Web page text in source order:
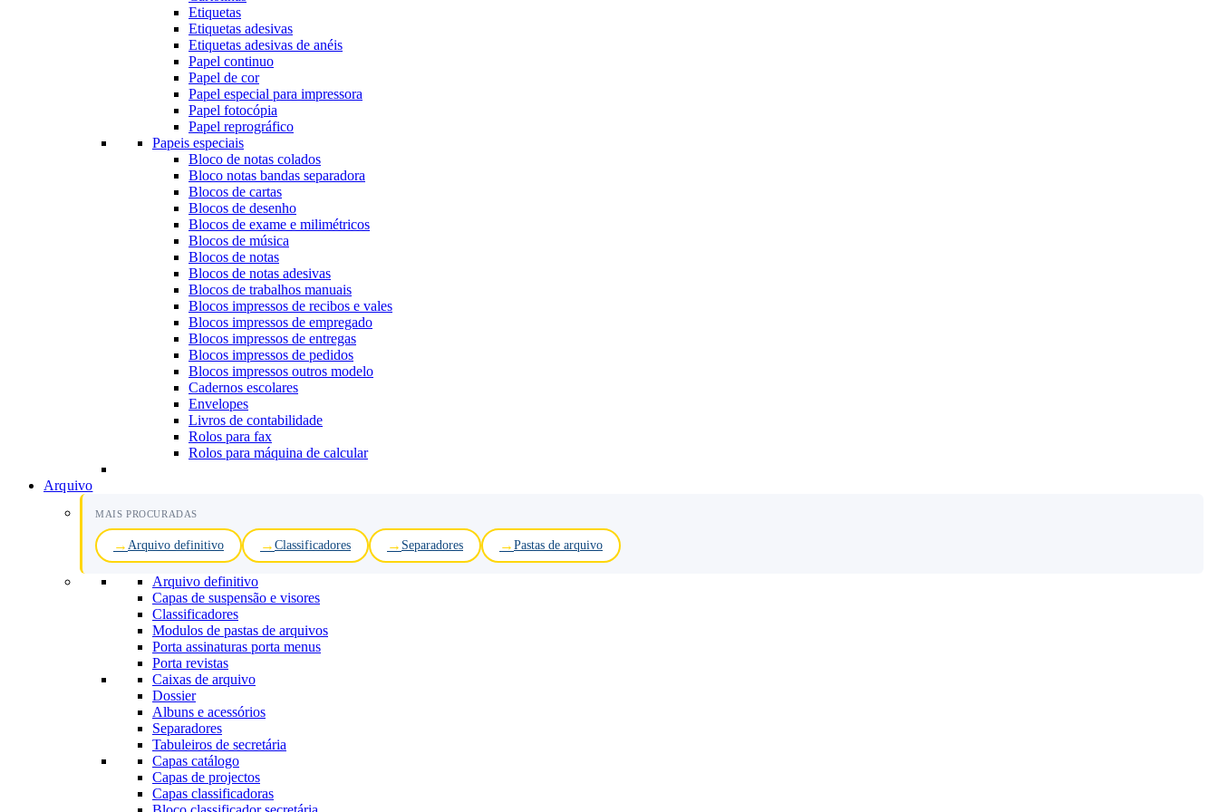
Etiquetas
Etiquetas adesivas
Etiquetas adesivas de anéis
Papel continuo
Papel de cor
Papel especial para impressora
Papel fotocópia
Papel reprográfico
Papeis especiais
Bloco de notas colados
Bloco notas bandas separadora
Blocos de cartas
Blocos de desenho
Blocos de exame e milimétricos
Blocos de música
Blocos de notas
Blocos de notas adesivas
Blocos de trabalhos manuais
Blocos impressos de recibos e vales
Blocos impressos de empregado
Blocos impressos de entregas
Blocos impressos de pedidos
Blocos impressos outros modelo
Cadernos escolares
Envelopes
Livros de contabilidade
Rolos para fax
Rolos para máquina de calcular
Arquivo
MAIS PROCURADAS
Arquivo definitivo Classificadores Separadores Pastas de arquivo
Arquivo definitivo
Capas de suspensão e visores
Classificadores
Modulos de pastas de arquivos
Porta assinaturas porta menus
Porta revistas
Caixas de arquivo
Dossier
Albuns e acessórios
Separadores
Tabuleiros de secretária
Capas catálogo
Capas de projectos
Capas classificadoras